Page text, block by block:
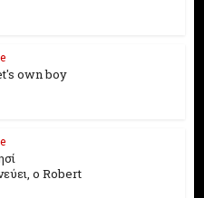
own boy
o Robert